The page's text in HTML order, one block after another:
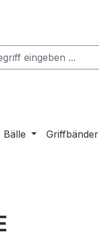
Bälle Griffbänder